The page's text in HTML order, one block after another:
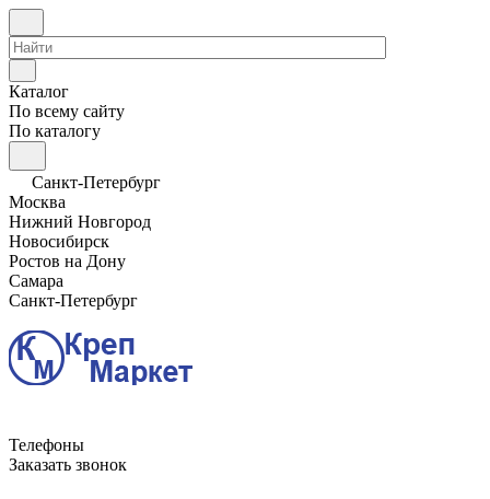
Каталог
По всему сайту
По каталогу
Санкт-Петербург
Москва
Нижний Новгород
Новосибирск
Ростов на Дону
Самара
Санкт-Петербург
Телефоны
Заказать звонок